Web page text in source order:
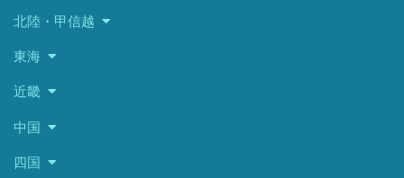
北陸・甲信越
東海
近畿
中国
四国